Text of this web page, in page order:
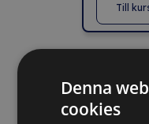
Till
Denna
cookies